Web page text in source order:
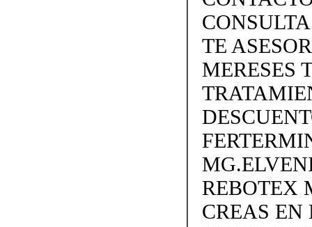
TE
MERESES
REBOTEX
CREAS EN